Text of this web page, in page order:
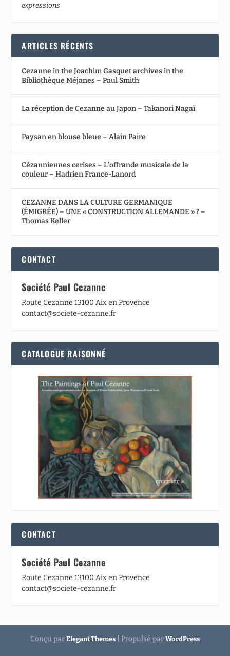
expressions
ARTICLES RÉCENTS
Cezanne in the Joachim Gasquet archives in the
Bibliothèque Méjanes – Paul Smith
La réception de Cezanne au Japon – Takanori Nagaï
Paysan en blouse bleue – Alain Paire
Cézanniennes cerises – L’offrande musicale de la
couleur – Hadrien France-Lanord
CEZANNE DANS LA CULTURE GERMANIQUE
(ÉMIGRÉE) – UNE « CONSTRUCTION ALLEMANDE » ? –
Thomas Keller
CONTACT
Société Paul Cezanne
Route Cezanne 13100 Aix en Provence
contact@societe-cezanne.fr
CATALOGUE RAISONNÉ
CONTACT
Société Paul Cezanne
Route Cezanne 13100 Aix en Provence
contact@societe-cezanne.fr
Conçu par Elegant Themes | Propulsé par WordPress